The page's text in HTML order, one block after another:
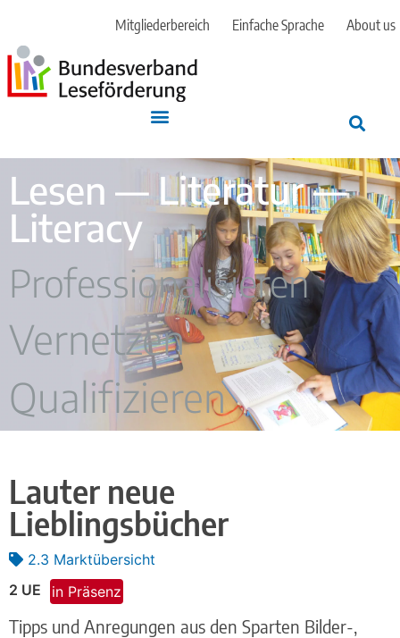
Mitgliederbereich Einfache Sprache About us
Lesen — Literatur —
Literacy
Professionalisieren
Vernetzen
Qualifizieren
Lauter neue
Lieblingsbücher
2.3 Marktübersicht
2 UE
in Präsenz
Tipps und Anregungen aus den Sparten Bilder-,